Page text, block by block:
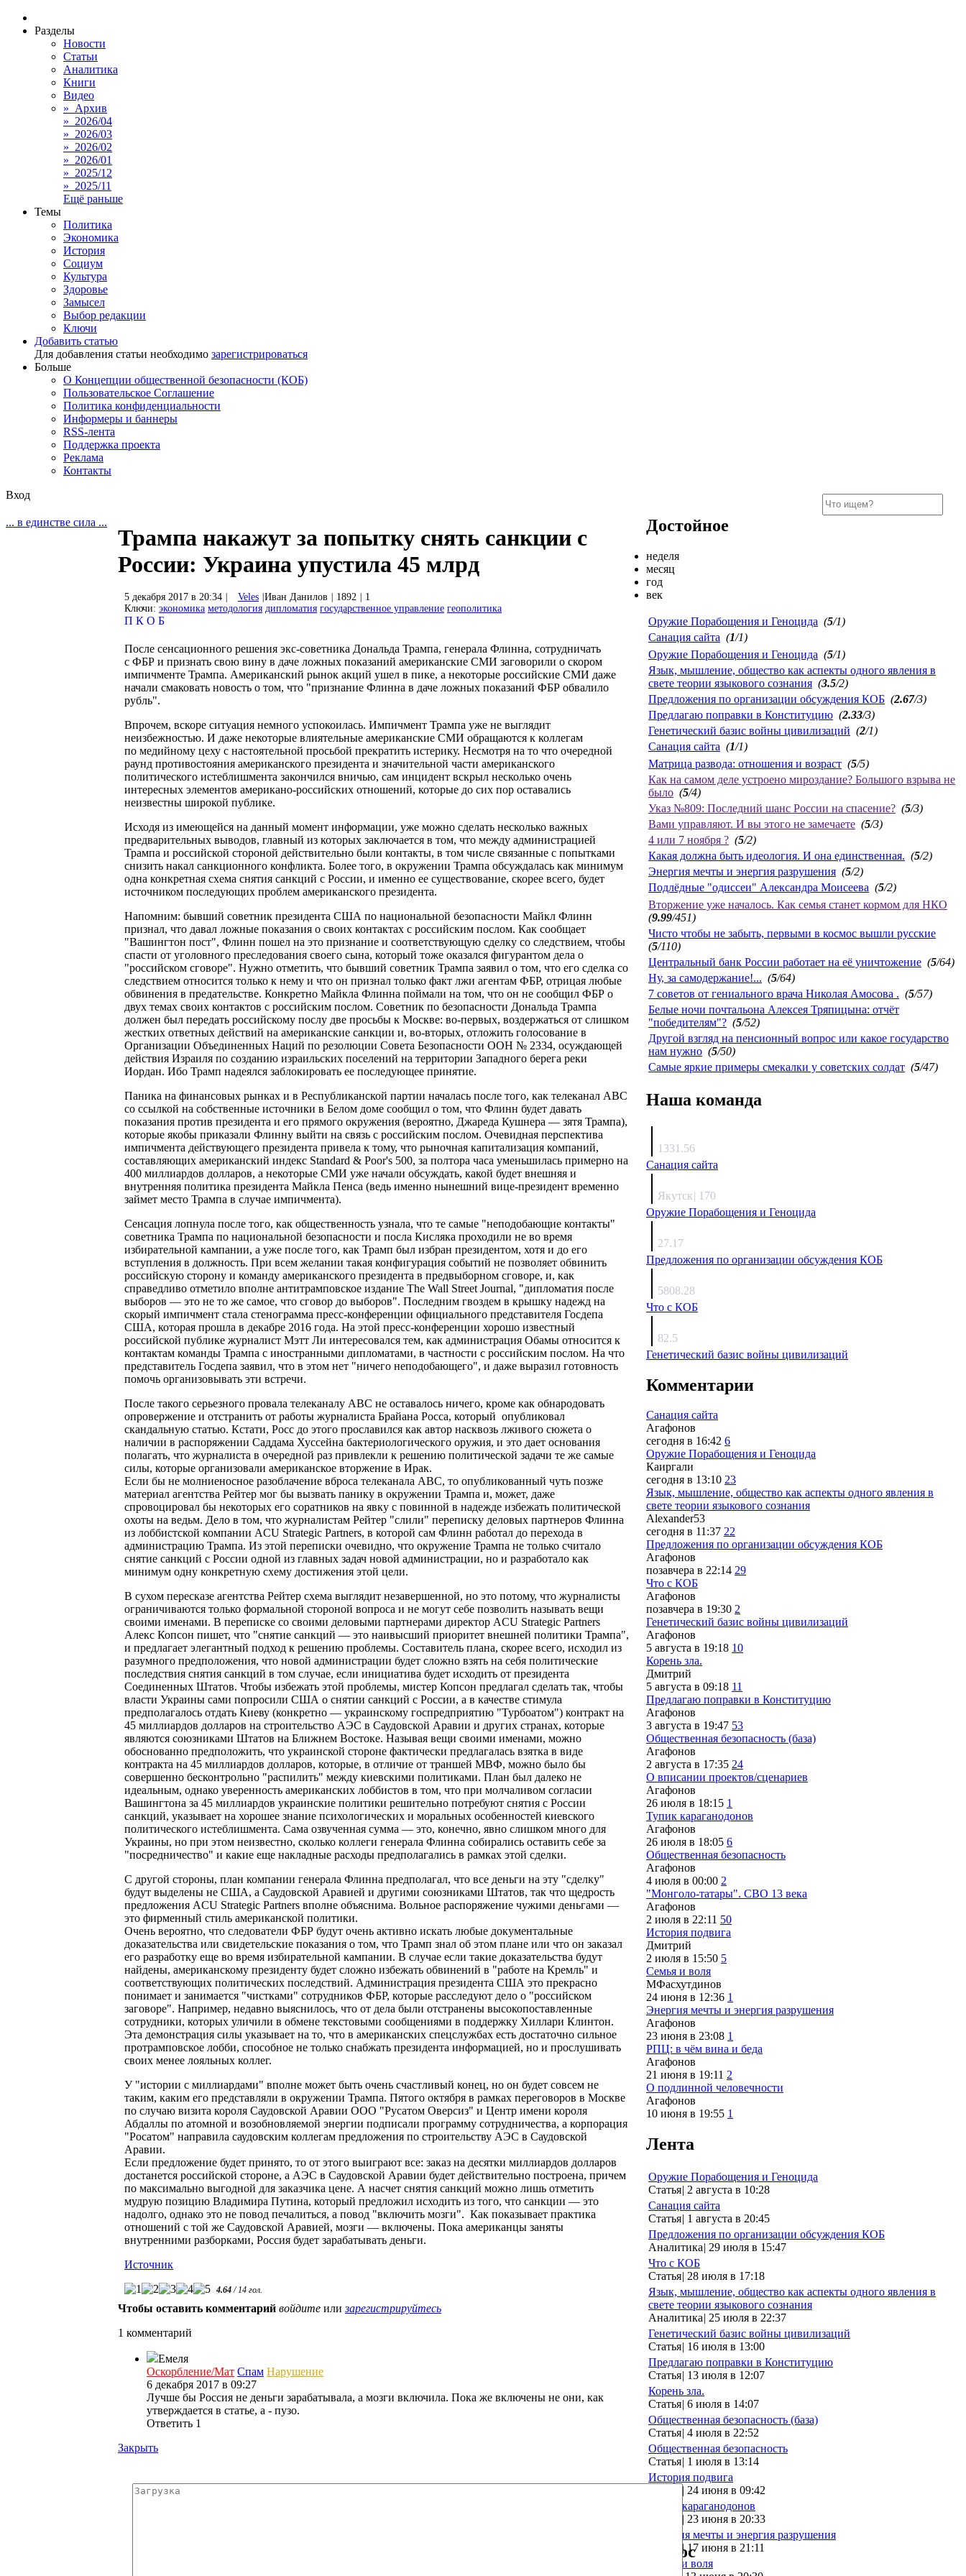
Разделы
Новости
Статьи
Аналитика
Книги
Видео
» Архив
» 2026/04
» 2026/03
» 2026/02
» 2026/01
» 2025/12
» 2025/11
Ещё раньше
Темы
Политика
Экономика
История
Социум
Культура
Здоровье
Замысел
Выбор редакции
Ключи
Добавить статью
Для добавления статьи необходимо зарегистрироваться
Больше
О Концепции общественной безопасности (КОБ)
Пользовательское Соглашение
Политика конфиденциальности
Информеры и баннеры
RSS-лента
Поддержка проекта
Реклама
Контакты
Вход
... в единстве сила ...
Трампа накажут за попытку снять санкции с
России: Украина упустила 45 млрд
5 декабря 2017 в 20:34 Veles Иван Данилов 1892
1
Ключи: экономика методология дипломатия государственное управление геополитика
П К О Б
После сенсационного решения экс-советника Дональда Трампа, генерала Флинна, сотрудничать
с ФБР и признать свою вину в даче ложных показаний американские СМИ заговорили о скором
импичменте Трампа. Американский рынок акций ушел в пике, а некоторые российские СМИ даже
начали смаковать новость о том, что "признание Флинна в даче ложных показаний ФБР обвалило
рубль".
Впрочем, вскоре ситуация немного успокоилась. Импичмент Трампа уже не выглядит
неизбежностью. И даже некоторые влиятельные американские СМИ обращаются к коллегам
по медийному цеху с настоятельной просьбой прекратить истерику. Несмотря на то что очередной
раунд противостояния американского президента и значительной части американского
политического истеблишмента закончился вничью, сам инцидент вскрыл несколько очень
интересных элементов американо-российских отношений, которые до сих пор оставались
неизвестны широкой публике.
Исходя из имеющейся на данный момент информации, уже можно сделать несколько важных
предварительных выводов, главный из которых заключается в том, что между администрацией
Трампа и российской стороной действительно были контакты, в том числе связанные с попытками
снизить накал санкционного конфликта. Более того, в окружении Трампа обсуждалась как минимум
одна конкретная схема снятия санкций с России, и именно ее существование, скорее всего, будет
источником последующих проблем американского президента.
Напомним: бывший советник президента США по национальной безопасности Майкл Флинн
признал, что давал ложные показания о своих контактах с российским послом. Как сообщает
"Вашингтон пост", Флинн пошел на это признание и соответствующую сделку со следствием, чтобы
спасти от уголовного преследования своего сына, который тоже оказался фигурантом дела о
"российском сговоре". Нужно отметить, что бывший советник Трампа заявил о том, что его сделка со
следствием относится только к нему и что он признал только факт лжи агентам ФБР, отрицая любые
обвинения в предательстве. Конкретно Майкла Флинна поймали на том, что он не сообщил ФБР о
двух темах своих контактов с российским послом. Советник по безопасности Дональда Трампа
должен был передать российскому послу две просьбы к Москве: во-первых, воздержаться от слишком
жестких ответных действий на американские санкции и, во-вторых, отложить голосование в
Организации Объединенных Наций по резолюции Совета Безопасности ООН № 2334, осуждающей
действия Израиля по созданию израильских поселений на территории Западного берега реки
Иордан. Ибо Трамп надеялся заблокировать ее последующее принятие.
Паника на финансовых рынках и в Республиканской партии началась после того, как телеканал ABC
со ссылкой на собственные источники в Белом доме сообщил о том, что Флинн будет давать
показания против президента и его прямого окружения (вероятно, Джареда Кушнера — зятя Трампа),
которые якобы приказали Флинну выйти на связь с российским послом. Очевидная перспектива
импичмента действующего президента привела к тому, что рыночная капитализация компаний,
составляющих американский индекс Standard & Poor's 500, за полтора часа уменьшилась примерно на
400 миллиардов долларов, а некоторые СМИ уже начали обсуждать, какой будет внешняя и
внутренняя политика президента Майкла Пенса (ведь именно нынешний вице-президент временно
займет место Трампа в случае импичмента).
Сенсация лопнула после того, как общественность узнала, что те самые "неподобающие контакты"
советника Трампа по национальной безопасности и посла Кисляка проходили не во время
избирательной кампании, а уже после того, как Трамп был избран президентом, хотя и до его
вступления в должность. При всем желании такая конфигурация событий не позволяет обвинить
российскую сторону и команду американского президента в предвыборном сговоре, и, как
справедливо отметило вполне антитрамповское издание The Wall Street Journal, "дипломатия после
выборов — это не то же самое, что сговор до выборов". Последним гвоздем в крышку надежд на
скорый импичмент стала стенограмма пресс-конференции официального представителя Госдепа
США, которая прошла в декабре 2016 года. На этой пресс-конференции хорошо известный
российской публике журналист Мэтт Ли интересовался тем, как администрация Обамы относится к
контактам команды Трампа с иностранными дипломатами, в частности с российским послом. На что
представитель Госдепа заявил, что в этом нет "ничего неподобающего", и даже выразил готовность
помочь организовывать эти встречи.
После такого серьезного провала телеканалу ABC не оставалось ничего, кроме как обнародовать
опровержение и отстранить от работы журналиста Брайана Росса, который опубликовал
скандальную статью. Кстати, Росс до этого прославился как автор насквозь лживого сюжета о
наличии в распоряжении Саддама Хуссейна бактериологического оружия, и это дает основания
полагать, что журналиста в очередной раз привлекли к решению политической задачи те же самые
силы, которые организовали американское вторжение в Ирак.
Если бы не молниеносное разоблачение вброса телеканала ABC, то опубликованный чуть позже
материал агентства Рейтер мог бы вызвать панику в окружении Трампа и, может, даже
спровоцировал бы некоторых его соратников на явку с повинной в надежде избежать политической
охоты на ведьм. Дело в том, что журналистам Рейтер "слили" переписку деловых партнеров Флинна
из лоббистской компании ACU Strategic Partners, в которой сам Флинн работал до перехода в
администрацию Трампа. Из этой переписки очевидно, что окружение Трампа не только считало
снятие санкций с России одной из главных задач новой администрации, но и разработало как
минимум одну конкретную схему достижения этой цели.
В сухом пересказе агентства Рейтер схема выглядит незавершенной, но это потому, что журналисты
ограничиваются только формальной стороной вопроса и не могут себе позволить называть вещи
своими именами. В переписке со своими деловыми партнерами директор ACU Strategic Partners
Алекс Копсон пишет, что "снятие санкций — это наивысший приоритет внешней политики Трампа",
и предлагает элегантный подход к решению проблемы. Составитель плана, скорее всего, исходил из
разумного предположения, что новой администрации будет сложно взять на себя политические
последствия снятия санкций в том случае, если инициатива будет исходить от президента
Соединенных Штатов. Чтобы избежать этой проблемы, мистер Копсон предлагал сделать так, чтобы
власти Украины сами попросили США о снятии санкций с России, а в качестве стимула
предполагалось отдать Киеву (конкретно — украинскому госпредприятию "Турбоатом") контракт на
45 миллиардов долларов на строительство АЭС в Саудовской Аравии и других странах, которые
являются союзниками Штатов на Ближнем Востоке. Называя вещи своими именами, можно
обоснованно предположить, что украинской стороне фактически предлагалась взятка в виде
контракта на 45 миллиардов долларов, которые, в отличие от траншей МВФ, можно было бы
совершенно бесконтрольно "распилить" между киевскими политиками. План был далеко не
идеальным, однако уверенность американских лоббистов в том, что при молчаливом согласии
Вашингтона за 45 миллиардов украинские политики решительно потребуют снятия с России
санкций, указывает на хорошее знание психологических и моральных особенностей киевского
политического истеблишмента. Сама озвученная сумма — это, конечно, явно слишком много для
Украины, но при этом неизвестно, сколько коллеги генерала Флинна собирались оставить себе за
"посредничество" и какие еще накладные расходы предполагались в рамках этой сделки.
С другой стороны, план компании генерала Флинна предполагал, что все деньги на эту "сделку"
будут выделены не США, а Саудовской Аравией и другими союзниками Штатов, так что щедрость
предложения ACU Strategic Partners вполне объяснима. Вольное распоряжение чужими деньгами —
это фирменный стиль американской политики.
Очень вероятно, что следователи ФБР будут очень активно искать любые документальные
доказательства или свидетельские показания о том, что Трамп знал об этом плане или что он заказал
его разработку еще во время избирательной кампании. В случае если такие доказательства будут
найдены, американскому президенту будет сложно избежать обвинений в "работе на Кремль" и
соответствующих политических последствий. Администрация президента США это прекрасно
понимает и занимается "чистками" сотрудников ФБР, которые расследуют дело о "российском
заговоре". Например, недавно выяснилось, что от дела были отстранены высокопоставленные
сотрудники, которых уличили в обмене текстовыми сообщениями в поддержку Хиллари Клинтон.
Эта демонстрация силы указывает на то, что в американских спецслужбах есть достаточно сильное
протрамповское лобби, способное не только снабжать президента информацией, но и прослушивать
своих менее лояльных коллег.
У "истории с миллиардами" вполне может быть очень счастливый конец, но он будет совсем не
таким, каким его представляли в окружении Трампа. Пятого октября в рамках переговоров в Москве
по случаю визита короля Саудовской Аравии ООО "Русатом Оверсиз" и Центр имени короля
Абдаллы по атомной и возобновляемой энергии подписали программу сотрудничества, а корпорация
"Росатом" направила саудовским коллегам предложения по строительству АЭС в Саудовской
Аравии.
Если предложение будет принято, то от этого выиграют все: заказ на десятки миллиардов долларов
достанется российской стороне, а АЭС в Саудовской Аравии будет действительно построена, причем
по максимально выгодной для заказчика цене. А насчет снятия санкций можно лишь отметить
мудрую позицию Владимира Путина, который предложил исходить из того, что санкции — это
надолго, однако это не повод печалиться, а повод "включить мозги". Как показывает практика
отношений с той же Саудовской Аравией, мозги — включены. Пока американцы заняты
внутренними разборками, Россия будет зарабатывать деньги.
Источник
4.64/14 гол.
Чтобы оставить комментарий войдите илизарегистрируйтесь
1 комментарий
Емеля
Оскорбление/Мат Спам Нарушение
6 декабря 2017 в 09:27
Лучше бы Россия не деньги зарабатывала, а мозги включила. Пока же включены не они, как
утверждается в статье, а - пузо.
Ответить 1
Закрыть
Достойное
неделя
месяц
год
век
Оружие Порабощения и Геноцида (5/1)
Санация сайта (1/1)
Оружие Порабощения и Геноцида (5/1)
Язык, мышление, общество как аспекты одного явления в
свете теории языкового сознания (3.5/2)
Предложения по организации обсуждения КОБ (2.67/3)
Предлагаю поправки в Конституцию (2.33/3)
Генетический базис войны цивилизаций (2/1)
Санация сайта (1/1)
Матрица развода: отношения и возраст (5/5)
Как на самом деле устроено мироздание? Большого взрыва не
было (5/4)
Указ №809: Последний шанс России на спасение? (5/3)
Вами управляют. И вы этого не замечаете (5/3)
4 или 7 ноября ? (5/2)
Какая должна быть идеология. И она единственная. (5/2)
Энергия мечты и энергия разрушения (5/2)
Подлёдные "одиссеи" Александра Моисеева (5/2)
Вторжение уже началось. Как семья станет кормом для НКО
(9.99/451)
Чисто чтобы не забыть, первыми в космос вышли русские
(5/110)
Центральный банк России работает на её уничтожение (5/64)
Ну, за самодержание!... (5/64)
7 советов от гениального врача Николая Амосова . (5/57)
Белые ночи почтальона Алексея Тряпицына: отчёт
"победителям"? (5/52)
Другой взгляд на пенсионный вопрос или какое государство
нам нужно (5/50)
Самые яркие примеры смекалки у советских солдат (5/47)
Наша команда
1331.56
Санация сайта
Якутск| 170
Оружие Порабощения и Геноцида
27.17
Предложения по организации обсуждения КОБ
5808.28
Что с КОБ
82.5
Генетический базис войны цивилизаций
Комментарии
Санация сайта
Агафонов
сегодня в 16:42 6
Оружие Порабощения и Геноцида
Каиргали
сегодня в 13:10 23
Язык, мышление, общество как аспекты одного явления в
свете теории языкового сознания
Alexander53
сегодня в 11:37 22
Предложения по организации обсуждения КОБ
Агафонов
позавчера в 22:14 29
Что с КОБ
Агафонов
позавчера в 19:30 2
Генетический базис войны цивилизаций
Агафонов
5 августа в 19:18 10
Корень зла.
Дмитрий
5 августа в 09:18 11
Предлагаю поправки в Конституцию
Агафонов
3 августа в 19:47 53
Общественная безопасность (база)
Агафонов
2 августа в 17:35 24
О вписании проектов/сценариев
Агафонов
26 июля в 18:15 1
Тупик караганодонов
Агафонов
26 июля в 18:05 6
Общественная безопасность
Агафонов
4 июля в 00:00 2
"Монголо-татары". СВО 13 века
Агафонов
2 июля в 22:11 50
История подвига
Дмитрий
2 июля в 15:50 5
Семья и воля
МФасхутдинов
24 июня в 12:36 1
Энергия мечты и энергия разрушения
Агафонов
23 июня в 23:08 1
РПЦ: в чём вина и беда
Агафонов
21 июня в 19:11 2
О подлинной человечности
Агафонов
10 июня в 19:55 1
Лента
Оружие Порабощения и Геноцида
Статья| 2 августа в 10:28
Санация сайта
Статья| 1 августа в 20:45
Предложения по организации обсуждения КОБ
Аналитика| 29 июля в 15:47
Что с КОБ
Статья| 28 июля в 17:18
Язык, мышление, общество как аспекты одного явления в
свете теории языкового сознания
Аналитика| 25 июля в 22:37
Генетический базис войны цивилизаций
Статья| 16 июля в 13:00
Предлагаю поправки в Конституцию
Статья| 13 июля в 12:07
Корень зла.
Статья| 6 июля в 14:07
Общественная безопасность (база)
Статья| 4 июля в 22:52
Общественная безопасность
Статья| 1 июля в 13:14
История подвига
| 24 июня в 09:42
Тупик караганодонов
| 23 июня в 20:33
Энергия мечты и энергия разрушения
| 17 июня в 21:11
Семья и воля
Опрос